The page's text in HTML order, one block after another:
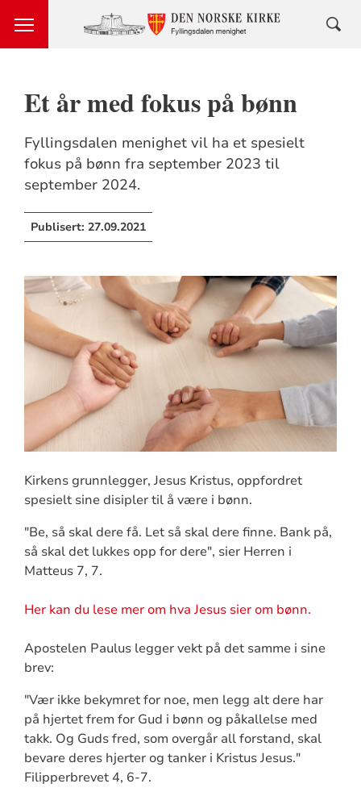
Et år med fokus på bønn
Fyllingsdalen menighet vil ha et spesielt
fokus på bønn fra september 2023 til
september 2024.
Publisert: 27.09.2021
Kirkens grunnlegger, Jesus Kristus, oppfordret
spesielt sine disipler til å være i bønn.
"Be, så skal dere få. Let så skal dere finne. Bank på,
så skal det lukkes opp for dere", sier Herren i
Matteus 7, 7.
Her kan du lese mer om hva Jesus sier om bønn.
Apostelen Paulus legger vekt på det samme i sine
brev:
"Vær ikke bekymret for noe, men legg alt dere har
på hjertet frem for Gud i bønn og påkallelse med
takk. Og Guds fred, som overgår all forstand, skal
bevare deres hjerter og tanker i Kristus Jesus."
Filipperbrevet 4, 6-7.